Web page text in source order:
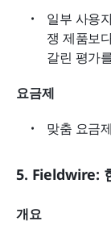
일부 사용
쟁 제품보
갈린 평가
요금제
맞춤 요금제
5. Fieldwire:
개요